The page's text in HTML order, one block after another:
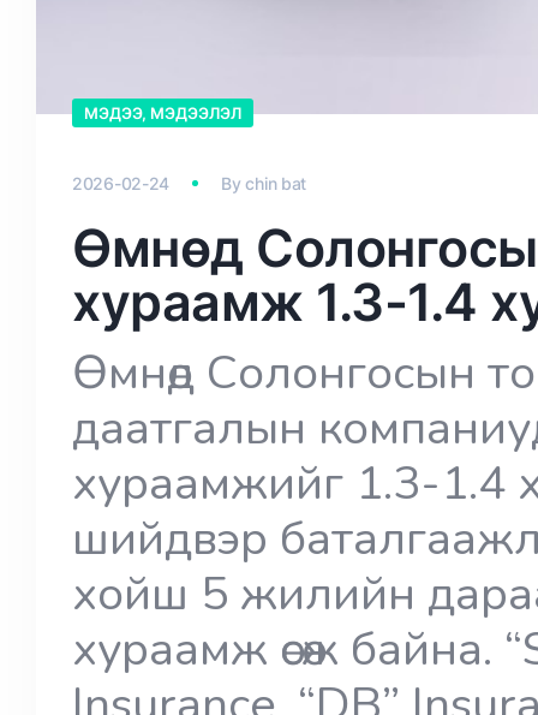
МЭДЭЭ, МЭДЭЭЛЭЛ
2026-02-24 Bychin bat
Өмнөд
хураамж 1.3-1.4
Өмнөд Солонгосын
даатгалын
хураамжийг 1.3-1.4
шийдвэр
хойш 5 жилийн
хураамж өсөж байна.